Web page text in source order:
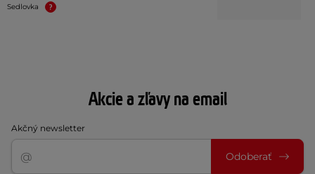
Sedlovka
Akcie a zľavy na email
Akčný newsletter
Odoberať